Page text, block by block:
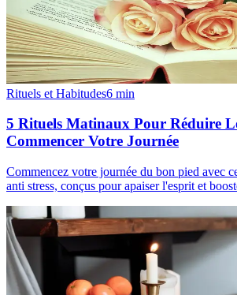
Rituels et Habitudes6 min
5 Rituels Matinaux Pour Réduire
Commencer Votre Journée
Commencez votre journée du bon pied avec
anti stress, conçus pour apaiser l'esprit et